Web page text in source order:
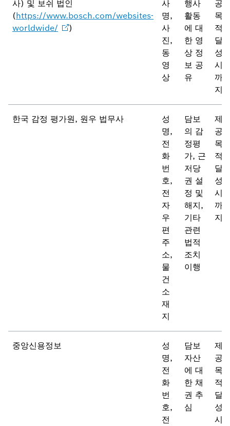
사) 및 보쉬 법인
(https://www.bosch.com/websites-
worldwide/
)
사
명,
사
진,
동
영
상
행사
활동
에 대
한 영
상 정
보 공
유
공
목
적
달
성
시
까
지
한국 감정 평가원, 원우 법무사
성
명,
전
화
번
호,
전
자
우
편
주
소,
물
건
소
재
지
담보
의 감
정평
가, 근
저당
권 설
정 및
해지,
기타
관련
법적
조치
이행
제
공
목
적
달
성
시
까
지
중앙신용정보
성
명,
전
화
번
호,
전
담보
자산
에 대
한 채
권 추
심
제
공
목
적
달
성
시